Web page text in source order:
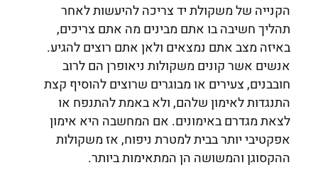
הקנייה של משקולת יד צריכה להיעשות לאחר
תהליך חשיבה בו אתם מבינים מה אתם צריכים,
באיזה מצב אתם נמצאים ולאן אתם רוצים להגיע.
אנשים אשר קונים משקולות ניאופרן הם לרוב
חובבנים, צעירים או מבוגרים שרוצים להוסיף קצת
התנגדות לאימון שלהם, ולא באמת להתנפח או
לצאת מגדרם באימונים. אם המחשבה היא אימון
אפקטיבי יותר בבית למטרת ניפוח, אז משקולות
ההקסוגן והמשושה הן המתאימות ביותר.